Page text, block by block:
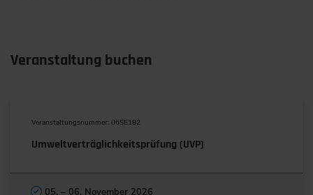
Veranstaltung buchen
Veranstaltungsnummer: 06SE182
Umweltverträglichkeitsprüfung (UVP)
05. – 06. November 2026